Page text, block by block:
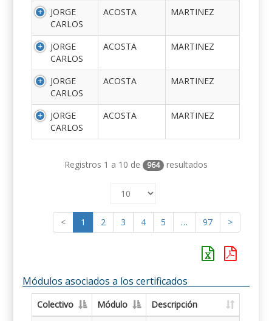
JORGE
CARLOS
ACOSTA MARTINEZ
JORGE
CARLOS
ACOSTA MARTINEZ
JORGE
CARLOS
ACOSTA MARTINEZ
JORGE
CARLOS
ACOSTA MARTINEZ
Registros 1 a 10 de 964 resultados
< 1 2 3 4 5 … 97 >
Módulos asociados a los certificados
Colectivo Módulo
Descripción